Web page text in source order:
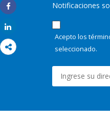
Share
Notificaciones
Acepto los
seleccionado.